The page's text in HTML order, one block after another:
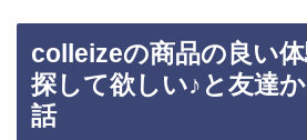
colleizeの商品の良い
探して欲しい♪と友達
話